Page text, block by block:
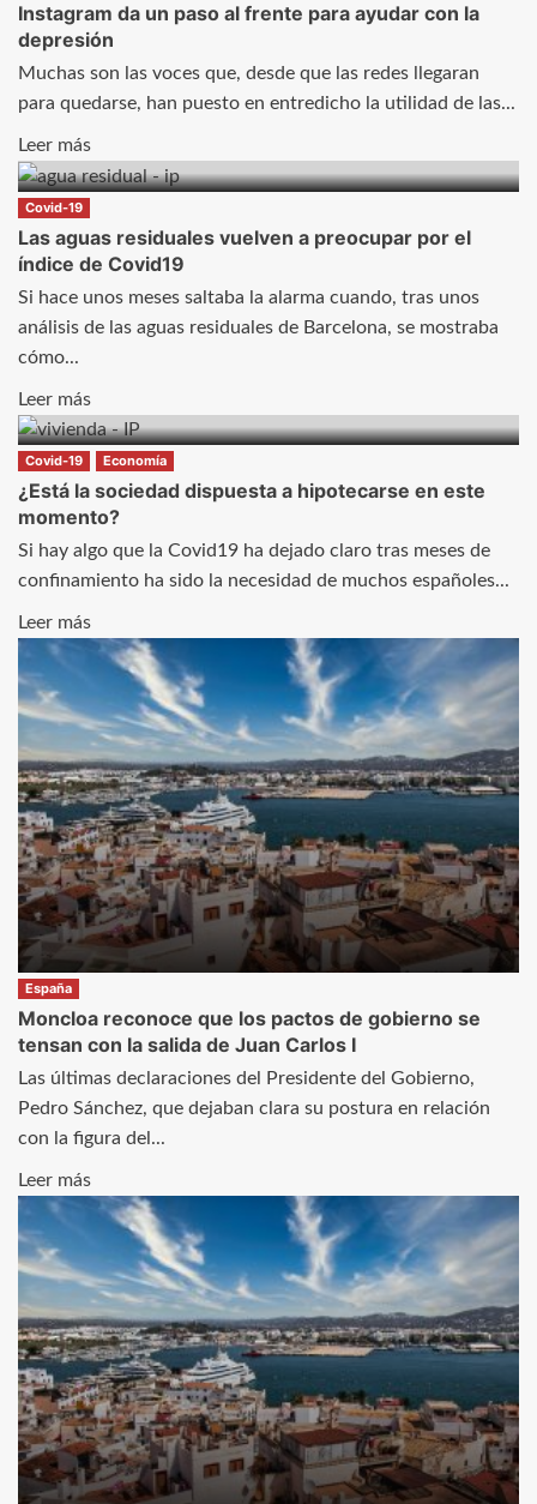
Instagram da un paso al frente para ayudar con la
depresión
Muchas son las voces que, desde que las redes llegaran
para quedarse, han puesto en entredicho la utilidad de las...
Leer másLeer
más
Instagram
da
un
paso
para
ayudar
con
la
Covid-19
Las aguas residuales vuelven a preocupar por el
índice de Covid19
Si hace unos meses saltaba la alarma cuando, tras unos
análisis de las aguas residuales de Barcelona, se mostraba
cómo...
Leer másLeer
más
sobre
Las
aguas
residuales
vuelven
preocupar
por
índice
de
Covid19
Covid-19 Economía
¿Está la sociedad dispuesta a hipotecarse en este
momento?
Si hay algo que la Covid19 ha dejado claro tras meses de
confinamiento ha sido la necesidad de muchos españoles...
Leer másLeer
más
sobre
¿Está
la
sociedad
dispuesta
a
hipotecarse
en
este
momento?
España
Moncloa reconoce que los pactos de gobierno se
tensan con la salida de Juan Carlos I
Las últimas declaraciones del Presidente del Gobierno,
Pedro Sánchez, que dejaban clara su postura en relación
con la figura del...
Leer másLeer
más
sobre
Moncloa
reconoce
que
los
pactos
de
gobierno
se